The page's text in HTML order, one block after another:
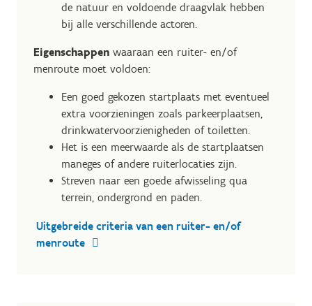
de natuur en voldoende draagvlak hebben
bij alle verschillende actoren.
Eigenschappen waaraan een ruiter- en/of
menroute moet voldoen:
Een goed gekozen startplaats met eventueel
extra voorzieningen zoals parkeerplaatsen,
drinkwatervoorzienigheden of toiletten.
Het is een meerwaarde als de startplaatsen
maneges of andere ruiterlocaties zijn.
Streven naar een goede afwisseling qua
terrein, ondergrond en paden.
Uitgebreide criteria van een ruiter- en/of
menroute